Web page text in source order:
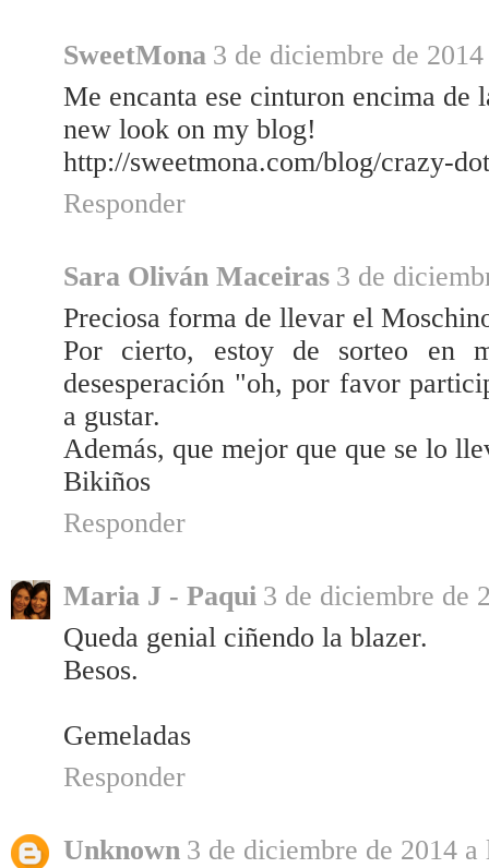
SweetMona 3 de diciembre de
Me encanta ese cinturon encima de
new look on my blog!
http://sweetmona.com/blog/crazy-
Responder
Sara Oliván Maceiras 3 de
Preciosa forma de llevar el
Por cierto, estoy de sorteo
desesperación "oh, por favor
a gustar.
Además, que mejor que que se lo
Bikiños
Responder
Maria J - Paqui 3 de diciembre de
Queda genial ciñendo la blazer.
Besos.
Gemeladas
Responder
Unknown 3 de diciembre de 2014 a